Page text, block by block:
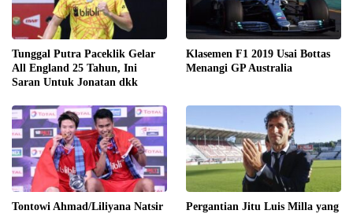
Tunggal Putra Paceklik Gelar
All England 25 Tahun, Ini
Saran Untuk Jonatan dkk
Klasemen F1 2019 Usai Bottas
Menangi GP Australia
Tontowi Ahmad/Liliyana Natsir
Pergantian Jitu Luis Milla yang